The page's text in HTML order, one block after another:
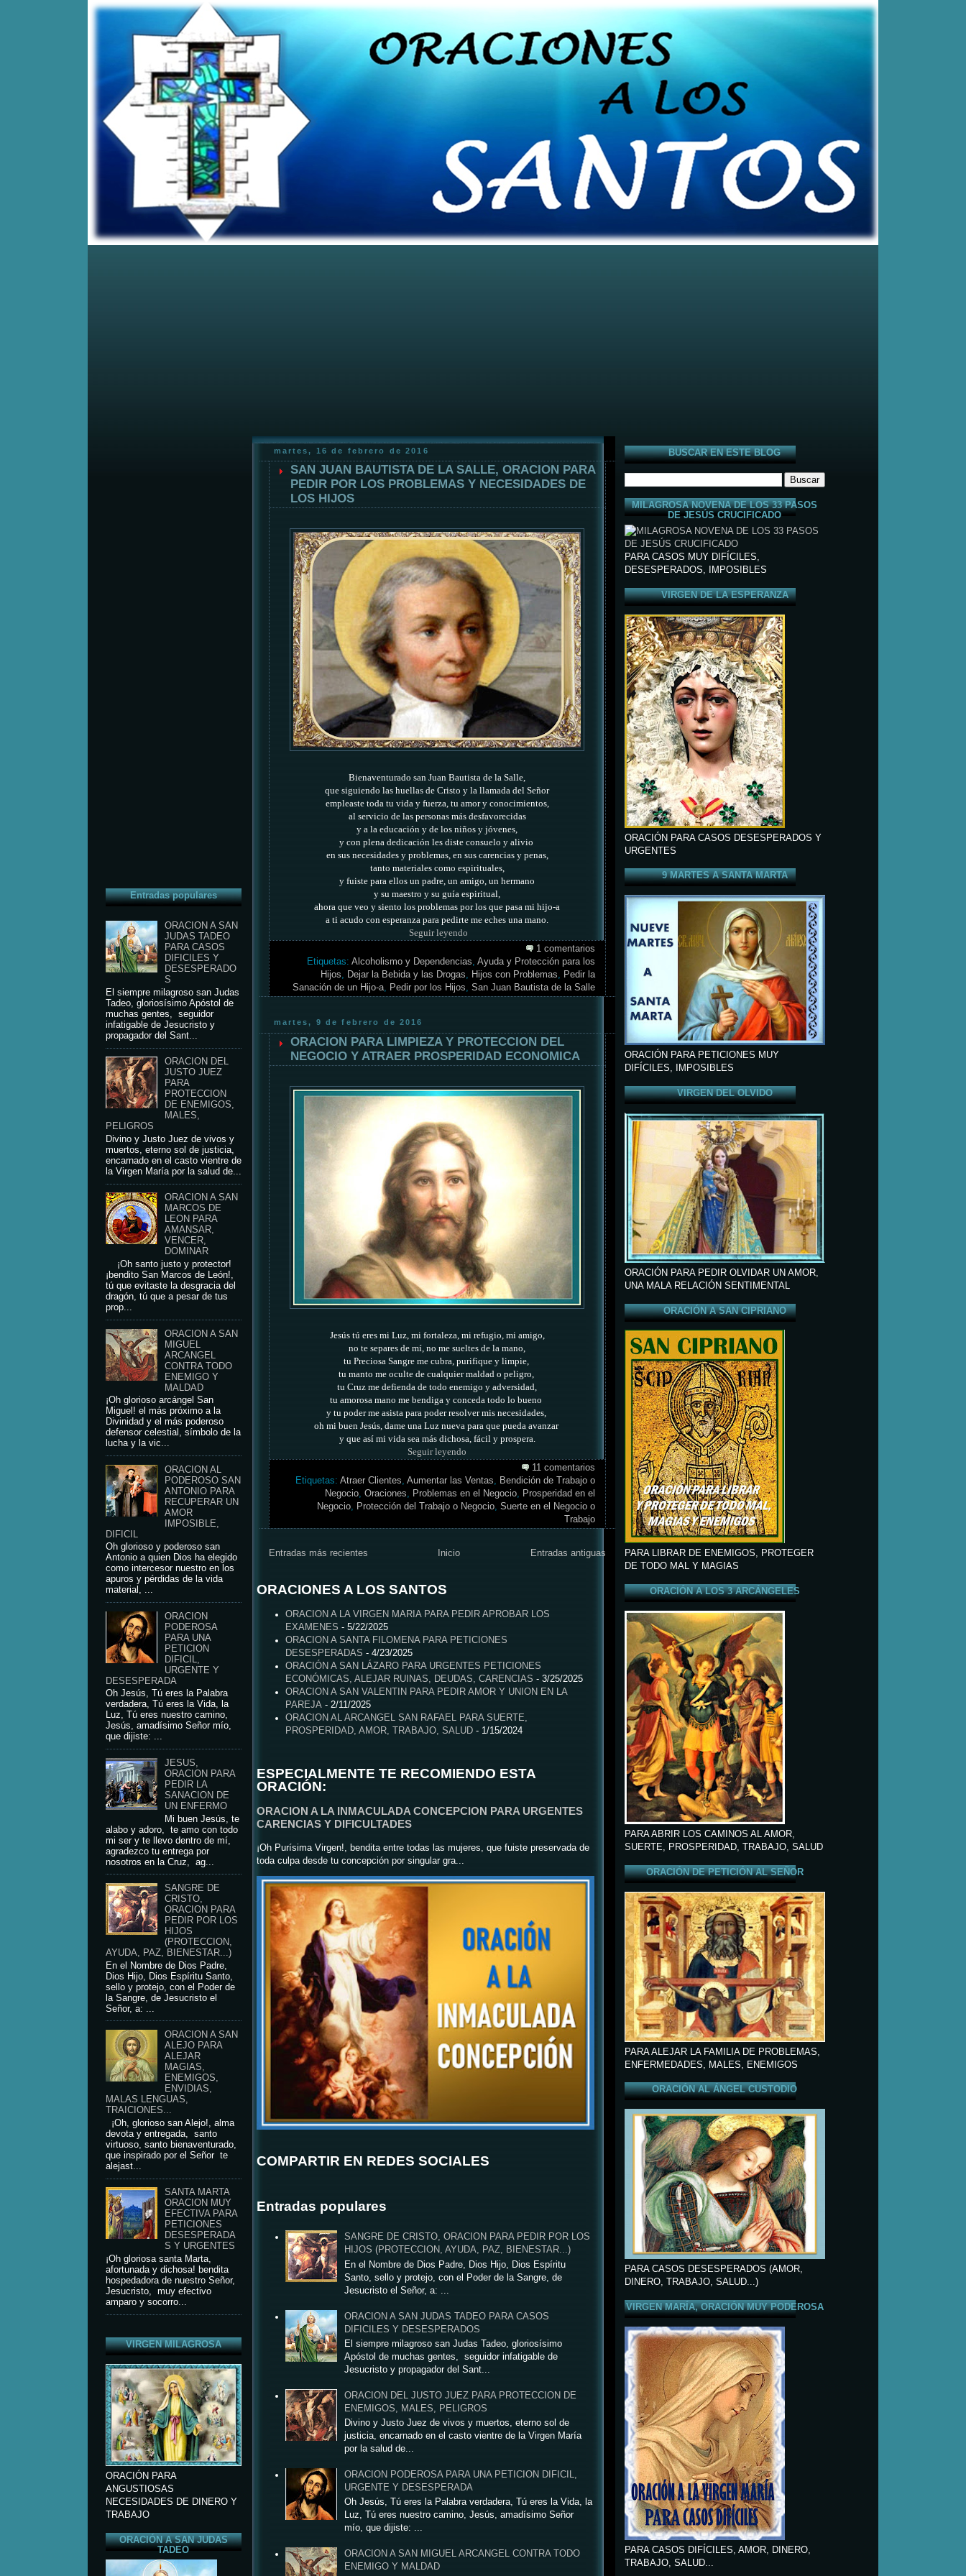
Home Posts RSS Comments RSS
Entradas populares
ORACION A SAN
JUDAS TADEO
PARA CASOS
DIFICILES Y
DESESPERADO
S
El siempre milagroso san Judas
Tadeo, gloriosísimo Apóstol de
muchas gentes, seguidor
infatigable de Jesucristo y
propagador del Sant...
ORACION DEL
JUSTO JUEZ
PARA
PROTECCION
DE ENEMIGOS,
MALES,
PELIGROS
Divino y Justo Juez de vivos y
muertos, eterno sol de justicia,
encarnado en el casto vientre de
la Virgen María por la salud de...
ORACION A SAN
MARCOS DE
LEON PARA
AMANSAR,
VENCER,
DOMINAR
¡Oh santo justo y protector!
¡bendito San Marcos de León!,
tú que evitaste la desgracia del
dragón, tú que a pesar de tus
prop...
ORACION A SAN
MIGUEL
ARCANGEL
CONTRA TODO
ENEMIGO Y
MALDAD
¡Oh glorioso arcángel San
Miguel! el más próximo a la
Divinidad y el más poderoso
defensor celestial, símbolo de la
lucha y la vic...
ORACION AL
PODEROSO SAN
ANTONIO PARA
RECUPERAR UN
AMOR
IMPOSIBLE,
DIFICIL
Oh glorioso y poderoso san
Antonio a quien Dios ha elegido
como intercesor nuestro en los
apuros y pérdidas de la vida
material, ...
ORACION
PODEROSA
PARA UNA
PETICION
DIFICIL,
URGENTE Y
DESESPERADA
Oh Jesús, Tú eres la Palabra
verdadera, Tú eres la Vida, la
Luz, Tú eres nuestro camino,
Jesús, amadísimo Señor mío,
que dijiste: ...
JESUS,
ORACION PARA
PEDIR LA
SANACION DE
UN ENFERMO
Mi buen Jesús, te
alabo y adoro, te amo con todo
mi ser y te llevo dentro de mí,
agradezco tu entrega por
nosotros en la Cruz, ag...
SANGRE DE
CRISTO,
ORACION PARA
PEDIR POR LOS
HIJOS
(PROTECCION,
AYUDA, PAZ, BIENESTAR...)
En el Nombre de Dios Padre,
Dios Hijo, Dios Espíritu Santo,
sello y protejo, con el Poder de
la Sangre, de Jesucristo el
Señor, a: ...
ORACION A SAN
ALEJO PARA
ALEJAR
MAGIAS,
ENEMIGOS,
ENVIDIAS,
MALAS LENGUAS,
TRAICIONES...
¡Oh, glorioso san Alejo!, alma
devota y entregada, santo
virtuoso, santo bienaventurado,
que inspirado por el Señor te
alejast...
SANTA MARTA
ORACION MUY
EFECTIVA PARA
PETICIONES
DESESPERADA
S Y URGENTES
¡Oh gloriosa santa Marta,
afortunada y dichosa! bendita
hospedadora de nuestro Señor,
Jesucristo, muy efectivo
amparo y socorro...
VIRGEN MILAGROSA
ORACIÓN PARA
ANGUSTIOSAS
NECESIDADES DE DINERO Y
TRABAJO
ORACIÓN A SAN JUDAS
TADEO
martes, 16 de febrero de 2016
SAN JUAN BAUTISTA DE LA SALLE, ORACION PARA
PEDIR POR LOS PROBLEMAS Y NECESIDADES DE
LOS HIJOS
Bienaventurado san Juan Bautista de la Salle,
que siguiendo las huellas de Cristo y la llamada del Señor
empleaste toda tu vida y fuerza, tu amor y conocimientos,
al servicio de las personas más desfavorecidas
y a la educación y de los niños y jóvenes,
y con plena dedicación les diste consuelo y alivio
en sus necesidades y problemas, en sus carencias y penas,
tanto materiales como espirituales,
y fuiste para ellos un padre, un amigo, un hermano
y su maestro y su guía espiritual,
ahora que veo y siento los problemas por los que pasa mi hijo-a
a ti acudo con esperanza para pedirte me eches una mano.
Seguir leyendo
1 comentarios
Etiquetas: Alcoholismo y Dependencias, Ayuda y Protección para los
Hijos, Dejar la Bebida y las Drogas, Hijos con Problemas, Pedir la
Sanación de un Hijo-a, Pedir por los Hijos, San Juan Bautista de la Salle
martes, 9 de febrero de 2016
ORACION PARA LIMPIEZA Y PROTECCION DEL
NEGOCIO Y ATRAER PROSPERIDAD ECONOMICA
Jesús tú eres mi Luz, mi fortaleza, mi refugio, mi amigo,
no te separes de mí, no me sueltes de la mano,
tu Preciosa Sangre me cubra, purifique y limpie,
tu manto me oculte de cualquier maldad o peligro,
tu Cruz me defienda de todo enemigo y adversidad,
tu amorosa mano me bendiga y conceda todo lo bueno
y tu poder me asista para poder resolver mis necesidades,
oh mi buen Jesús, dame una Luz nueva para que pueda avanzar
y que así mi vida sea más dichosa, fácil y prospera.
Seguir leyendo
11 comentarios
Etiquetas: Atraer Clientes, Aumentar las Ventas, Bendición de Trabajo o
Negocio, Oraciones, Problemas en el Negocio, Prosperidad en el
Negocio, Protección del Trabajo o Negocio, Suerte en el Negocio o
Trabajo
Entradas más recientes Entradas antiguas
Inicio
ORACIONES A LOS SANTOS
ORACION A LA VIRGEN MARIA PARA PEDIR APROBAR LOS
EXAMENES - 5/22/2025
ORACION A SANTA FILOMENA PARA PETICIONES
DESESPERADAS - 4/23/2025
ORACIÓN A SAN LÁZARO PARA URGENTES PETICIONES
ECONÓMICAS, ALEJAR RUINAS, DEUDAS, CARENCIAS - 3/25/2025
ORACION A SAN VALENTIN PARA PEDIR AMOR Y UNION EN LA
PAREJA- 2/11/2025
ORACION AL ARCANGEL SAN RAFAEL PARA SUERTE,
PROSPERIDAD, AMOR, TRABAJO, SALUD- 1/15/2024
ESPECIALMENTE TE RECOMIENDO ESTA
ORACIÓN:
ORACION A LA INMACULADA CONCEPCION PARA URGENTES
CARENCIAS Y DIFICULTADES
¡Oh Purísima Virgen!, bendita entre todas las mujeres, que fuiste preservada de
toda culpa desde tu concepción por singular gra...
COMPARTIR EN REDES SOCIALES
Entradas populares
SANGRE DE CRISTO, ORACION PARA PEDIR POR LOS
HIJOS (PROTECCION, AYUDA, PAZ, BIENESTAR...)
En el Nombre de Dios Padre, Dios Hijo, Dios Espíritu
Santo, sello y protejo, con el Poder de la Sangre, de
Jesucristo el Señor, a: ...
ORACION A SAN JUDAS TADEO PARA CASOS
DIFICILES Y DESESPERADOS
El siempre milagroso san Judas Tadeo, gloriosísimo
Apóstol de muchas gentes, seguidor infatigable de
Jesucristo y propagador del Sant...
ORACION DEL JUSTO JUEZ PARA PROTECCION DE
ENEMIGOS, MALES, PELIGROS
Divino y Justo Juez de vivos y muertos, eterno sol de
justicia, encarnado en el casto vientre de la Virgen María
por la salud de...
ORACION PODEROSA PARA UNA PETICION DIFICIL,
URGENTE Y DESESPERADA
Oh Jesús, Tú eres la Palabra verdadera, Tú eres la Vida, la
Luz, Tú eres nuestro camino, Jesús, amadísimo Señor
mío, que dijiste: ...
ORACION A SAN MIGUEL ARCANGEL CONTRA TODO
ENEMIGO Y MALDAD
BUSCAR EN ESTE BLOG
MILAGROSA NOVENA DE LOS 33 PASOS
DE JESÚS CRUCIFICADO
PARA CASOS MUY DIFÍCILES,
DESESPERADOS, IMPOSIBLES
VIRGEN DE LA ESPERANZA
ORACIÓN PARA CASOS DESESPERADOS Y
URGENTES
9 MARTES A SANTA MARTA
ORACIÓN PARA PETICIONES MUY
DIFÍCILES, IMPOSIBLES
VIRGEN DEL OLVIDO
ORACIÓN PARA PEDIR OLVIDAR UN AMOR,
UNA MALA RELACIÓN SENTIMENTAL
ORACIÓN A SAN CIPRIANO
PARA LIBRAR DE ENEMIGOS, PROTEGER
DE TODO MAL Y MAGIAS
ORACIÓN A LOS 3 ARCÁNGELES
PARA ABRIR LOS CAMINOS AL AMOR,
SUERTE, PROSPERIDAD, TRABAJO, SALUD
ORACIÓN DE PETICIÓN AL SEÑOR
PARA ALEJAR LA FAMILIA DE PROBLEMAS,
ENFERMEDADES, MALES, ENEMIGOS
ORACIÓN AL ÁNGEL CUSTODIO
PARA CASOS DESESPERADOS (AMOR,
DINERO, TRABAJO, SALUD...)
VIRGEN MARÍA, ORACIÓN MUY PODEROSA
PARA CASOS DIFÍCILES, AMOR, DINERO,
TRABAJO, SALUD...